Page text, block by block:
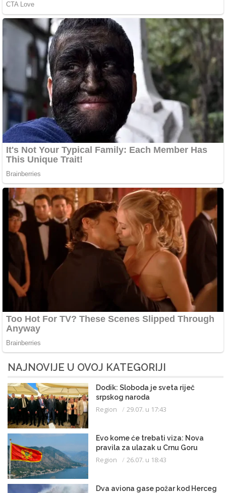
NAJNOVIJE U OVOJ KATEGORIJI
Dodik: Sloboda je sveta riječ
srpskog naroda
Region 29.07. u 17:43
Evo kome će trebati viza: Nova
pravila za ulazak u Crnu Goru
Region 26.07. u 18:43
Dva aviona gase požar kod Herceg